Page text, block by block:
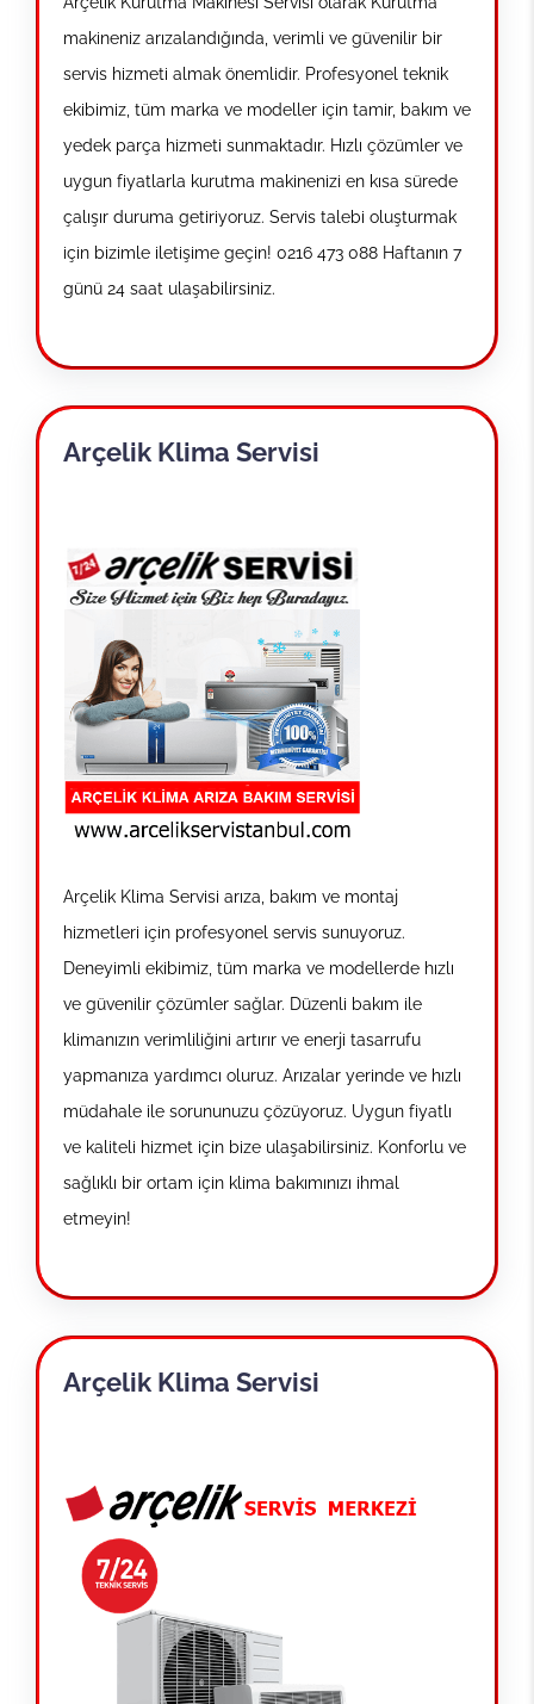
makineniz arızalandığında, verimli ve güvenilir bir
servis hizmeti almak önemlidir. Profesyonel teknik
ekibimiz, tüm marka ve modeller için tamir, bakım ve
yedek parça hizmeti sunmaktadır. Hızlı çözümler ve
uygun fiyatlarla kurutma makinenizi en kısa sürede
çalışır duruma getiriyoruz. Servis talebi oluşturmak
için bizimle iletişime geçin! 0216 473 088 Haftanın 7
günü 24 saat ulaşabilirsiniz.
Arçelik Klima Servisi
Arçelik Klima Servisi arıza, bakım ve montaj
hizmetleri için profesyonel servis sunuyoruz.
Deneyimli ekibimiz, tüm marka ve modellerde hızlı
ve güvenilir çözümler sağlar. Düzenli bakım ile
klimanızın verimliliğini artırır ve enerji tasarrufu
yapmanıza yardımcı oluruz. Arızalar yerinde ve hızlı
müdahale ile sorununuzu çözüyoruz. Uygun fiyatlı
ve kaliteli hizmet için bize ulaşabilirsiniz. Konforlu ve
sağlıklı bir ortam için klima bakımınızı ihmal
etmeyin!
Arçelik Klima Servisi